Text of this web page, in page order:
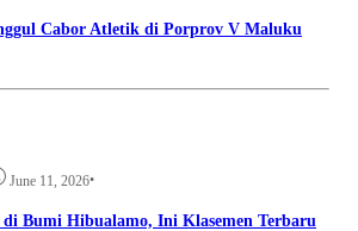
Cabor Atletik di Porprov V Maluku
June 11, 2026•
Bumi Hibualamo, Ini Klasemen Terbaru